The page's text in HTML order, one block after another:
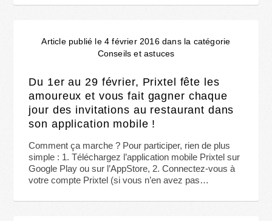
Article publié le 4 février 2016 dans la catégorie
Conseils et astuces
Du 1er au 29 février, Prixtel fête les
amoureux et vous fait gagner chaque
jour des invitations au restaurant dans
son application mobile !
Comment ça marche ? Pour participer, rien de plus
simple : 1. Téléchargez l’application mobile Prixtel sur
Google Play ou sur l’AppStore, 2. Connectez-vous à
votre compte Prixtel (si vous n’en avez pas…